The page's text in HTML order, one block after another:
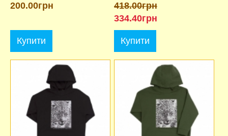
200.00грн
Купити
418.00грн
334.40грн
Купити